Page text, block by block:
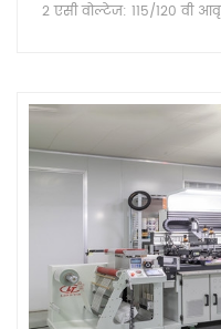
2 एसी वोल्टेज: 115/120 वी
का उपयोग किया गया था।
अधिक हैं, इसे हर जगह
इलेक्ट्रॉनिक खिलौना, सभी